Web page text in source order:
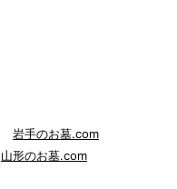
岩手のお墓.com
山形のお墓.com